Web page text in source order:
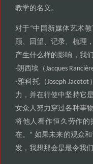
教学的名义 。
对于“中国新媒体艺术教
顾 、 回望 、记录、 梳理，
产生什么样的影响 ， 我
·朗西埃 （Jacques
·雅科托 （Joseph Jacotot）
力 ， 并在行使中坚持它
女众人努力穿过各种事
将他人看作恒久劳作的
在。” 如果未来的观众
发， 我想那会是最令我